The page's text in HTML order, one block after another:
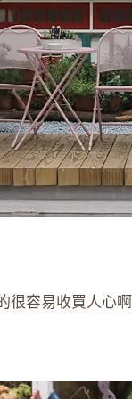
很容易收買人心